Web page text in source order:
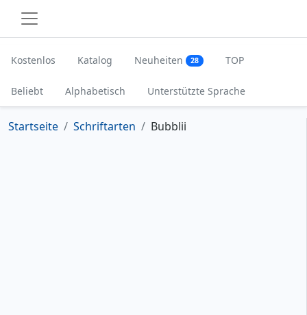
Kostenlos Katalog Neuheiten 28 TOP
Beliebt Alphabetisch Unterstützte Sprache
Startseite Schriftarten Bubblii